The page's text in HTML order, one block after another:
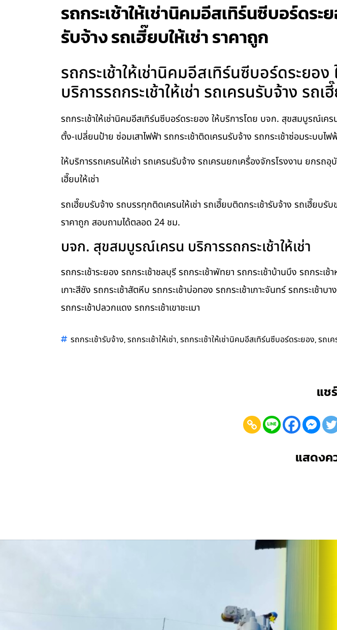
รถกระเช้าให้เช่านิคมอีสเทิร์นซีบอร์ดระ
รับจ้าง รถเฮี๊ยบให้เช่า ราคาถูก
รถกระเช้าให้เช่านิคมอีสเทิร์นซีบอร์ดระยอ
บริการรถกระเช้าให้เช่า รถเครนรับจ้าง รถเ
รถกระเช้าให้เช่านิคมอีสเทิร์นซีบอร์ดระยอง ให้บริการโดย บจก. สุขสมบูรณ์เค
ตั้ง-เปลี่ยนป้าย ซ่อมเสาไฟฟ้า รถกระเช้าติดเครนรับจ้าง รถกระเช้าซ่อมระบบไฟ
ให้บริการรถเครนให้เช่า รถเครนรับจ้าง รถเครนยกเครื่องจักรโรงงาน ยก
เฮี๊ยบให้เช่า
รถเฮี๊ยบรับจ้าง รถบรรทุกติดเครนให้เช่า รถเฮี๊ยบติดกระเช้ารับจ้าง รถเฮี๊ย
ราคาถูก สอบถามได้ตลอด 24 ชม.
บจก. สุขสมบูรณ์เครน บริการรถกระเช้าให้เช่า
รถกระเช้าระยอง รถกระเช้าชลบุรี รถกระเช้าพัทยา รถกระเช้าบ้านบึง รถกระ
เกาะสีชัง รถกระเช้าสัตหีบ รถกระเช้าบ่อทอง รถกระเช้าเกาะจันทร์ รถกระเช้า
รถกระเช้าปลวกแดง รถกระเช้าเขาชะเมา
รถกระเช้ารับจ้าง,รถกระเช้าให้เช่า,รถกระเช้าให้เช่านิคมอีสเทิร์นซีบอร์ดระยอง,รถเ
แช
แสดงค